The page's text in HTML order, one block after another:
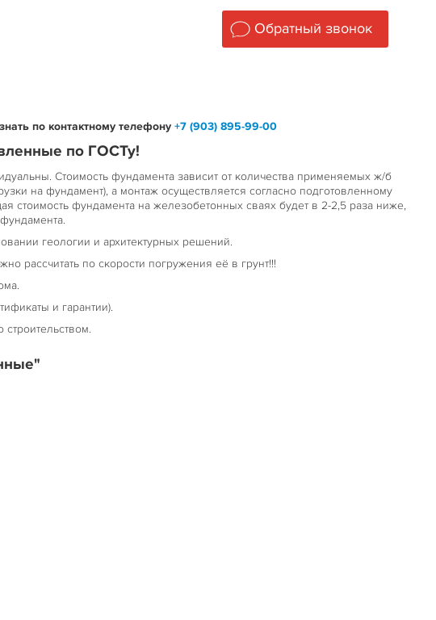
Обратный звонок
по контактному телефону+7 (903) 895-99-00
по ГОСТу!
Стоимость фундамента зависит от количества применяемых ж/б
на фундамент), а монтаж осуществляется согласно подготовленному
стоимость фундамента на железобетонных сваях будет в 2-2,5 раза ниже,
геологии и архитектурных решений.
рассчитать по скорости погружения её в грунт!!!
и гарантии).